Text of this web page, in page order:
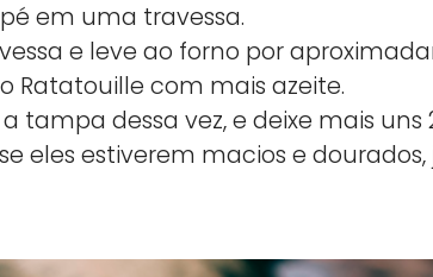
em uma travessa.
e leve ao forno por
Ratatouille com mais azeite.
tampa dessa vez, e deixe mais
eles estiverem macios e dourados,